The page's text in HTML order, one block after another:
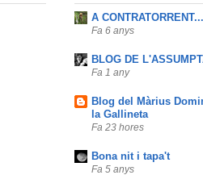
A CONTRATORRENT...
Fa 6 anys
BLOG DE
Fa 1 any
Blog del Màrius
la Gallineta
Fa 23 hores
Bona nit i tapa't
Fa 5 anys